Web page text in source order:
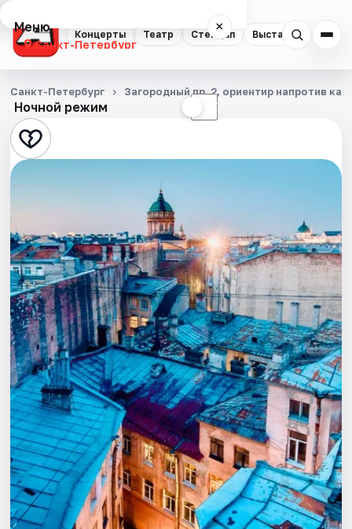
Концерты Театр Стендап Выставки
Меню ×
Санкт-Петербург
Концерты
Театр
Стендап
Квесты
Экскурсии
Спорт
События
Города
Площадки
Артисты
Рейтинги
Ночной режим ☾
Санкт-Петербург Загородный пр. 2, ориентир напротив